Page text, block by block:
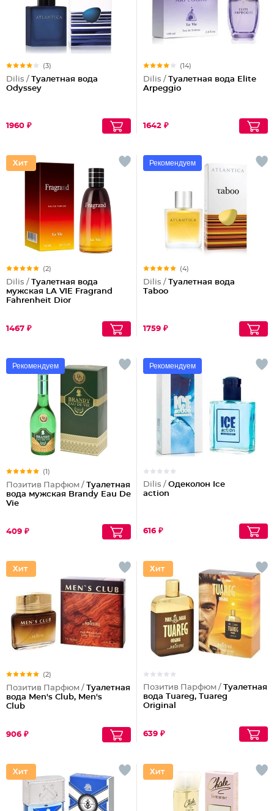
(3)
Dilis / Туалетная вода
Odyssey
1960 ₽
(14)
Dilis / Туалетная вода Elite
Arpeggio
1642 ₽
(2)
Dilis / Туалетная вода
мужская LA VIE Fragrand
Fahrenheit Dior
1467 ₽
Рекомендуем
(4)
Dilis / Туалетная вода
Taboo
1759 ₽
Рекомендуем
(1)
Позитив Парфюм / Туалетная
вода мужская Brandy Eau De
Vie
409 ₽
Рекомендуем
Dilis / Одеколон Ice
action
616 ₽
(2)
Позитив Парфюм / Туалетная
вода Men's Club, Men's
Club
906 ₽
Позитив Парфюм / Туалетная
вода Tuareg, Tuareg
Original
639 ₽